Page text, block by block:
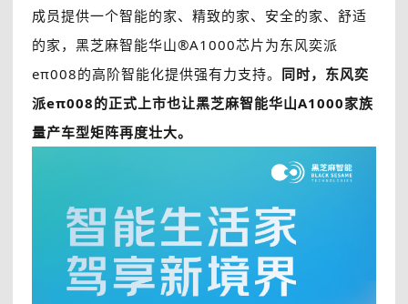
成员提供一个智能的家、精致的家、安全的家、舒适
的家，黑芝麻智能华山®A1000芯片为东风奕派
eπ008的高阶智能化提供强有力支持。 同时，东风奕
派eπ008的正式上市也让黑芝麻智能华山A1000家族
量产车型矩阵再度壮大。